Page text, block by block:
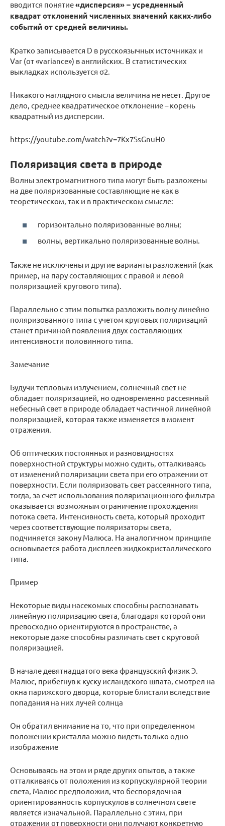
вводится понятие«дисперсия» – усредненный
квадрат отклонений численных значений каких-либо
событий от средней величины.
Кратко записывается D в русскоязычных источниках и
Var (от «variance») в английских. В статистических
выкладках используется σ2.
Никакого наглядного смысла величина не несет. Другое
дело, среднее квадратическое отклонение – корень
квадратный из дисперсии.
https://youtube.com/watch?v=7Kx7SsGnuH0
Поляризация света в природе
Волны электромагнитного типа могут быть разложены
на две поляризованные составляющие не как в
теоретическом, так и в практическом смысле:
горизонтально поляризованные волны;
волны, вертикально поляризованные волны.
Также не исключены и другие варианты разложений (как
пример, на пару составляющих с правой и левой
поляризацией кругового типа).
Параллельно с этим попытка разложить волну линейно
поляризованного типа с учетом круговых поляризаций
станет причиной появления двух составляющих
интенсивности половинного типа.
Замечание
Будучи тепловым излучением, солнечный свет не
обладает поляризацией, но одновременно рассеянный
небесный свет в природе обладает частичной линейной
поляризацией, которая также изменяется в момент
отражения.
Об оптических постоянных и разновидностях
поверхностной структуры можно судить, отталкиваясь
от изменений поляризации света при его отражении от
поверхности. Если поляризовать свет рассеянного типа,
тогда, за счет использования поляризационного фильтра
оказывается возможным ограничение прохождения
потока света. Интенсивность света, который проходит
через соответствующие поляризаторы света,
подчиняется закону Малюса. На аналогичном принципе
основывается работа дисплеев жидкокристаллического
типа.
Пример
Некоторые виды насекомых способны распознавать
линейную поляризацию света, благодаря которой они
превосходно ориентируются в пространстве, а
некоторые даже способны различать свет с круговой
поляризацией.
В начале девятнадцатого века французский физик Э.
Малюс, прибегнув к куску исландского шпата, смотрел на
окна парижского дворца, которые блистали вследствие
попадания на них лучей солнца
Он обратил внимание на то, что при определенном
положении кристалла можно видеть только одно
изображение
Основываясь на этом и ряде других опытов, а также
отталкиваясь от положения из корпускулярной теории
света, Малюс предположил, что беспорядочная
ориентированность корпускулов в солнечном свете
является изначальной. Параллельно с этим, при
отражении от поверхности они получают конкретную